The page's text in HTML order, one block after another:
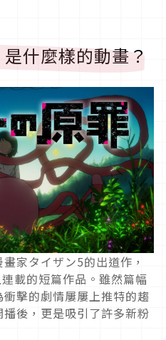
什麼樣的動畫？
家タイザン5的出道作，
載的短篇作品。雖然篇幅
擊的劇情屢屢上推特的趨
後，更是吸引了許多新粉